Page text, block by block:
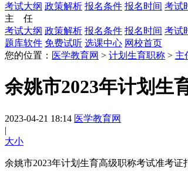
考试大纲 政策解析 报名条件 报名时间 考试
主 任
考试大纲 政策解析 报名条件 报名时间 考试
题库软件 免费试听 选课中心 网校首页
您的位置： 医学教育网 > 计划生育职称 > 主
余姚市2023年计划生
2023-04-21 18:14 医学教育网
|
大小
余姚市2023年计划生育高级职称考试准考